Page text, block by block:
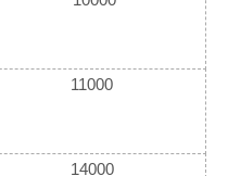
11000
14000